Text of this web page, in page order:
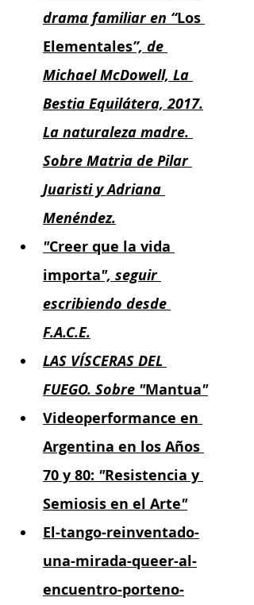
drama familiar en “Los
Elementales”, de
Michael McDowell, La
Bestia Equilátera, 2017.
La naturaleza madre.
Sobre Matria de Pilar
Juaristi y Adriana
Menéndez.
"Creer que la vida
importa", seguir
escribiendo desde
F.A.C.E.
LAS VÍSCERAS DEL
FUEGO. Sobre "Mantua"
Videoperformance en
Argentina en los Años
70 y 80: "Resistencia y
Semiosis en el Arte"
El-tango-reinventado-
una-mirada-queer-al-
encuentro-porteno-